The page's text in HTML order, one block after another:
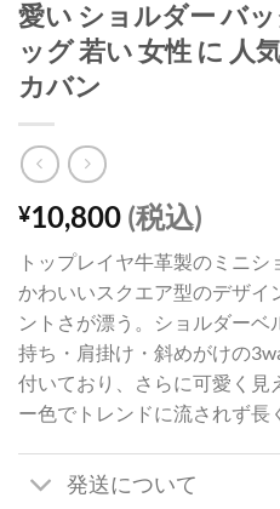
愛い ショルダー バ
ッグ 若い 女性 に 人
カバン
¥10,800 (税込)
トップレイヤ牛革製のミニ
かわいいスクエア型のデザ
ントさが漂う。ショルダー
持ち・肩掛け・斜めがけの
付いており、さらに可愛く見
ー色でトレンドに流されず長
発送について